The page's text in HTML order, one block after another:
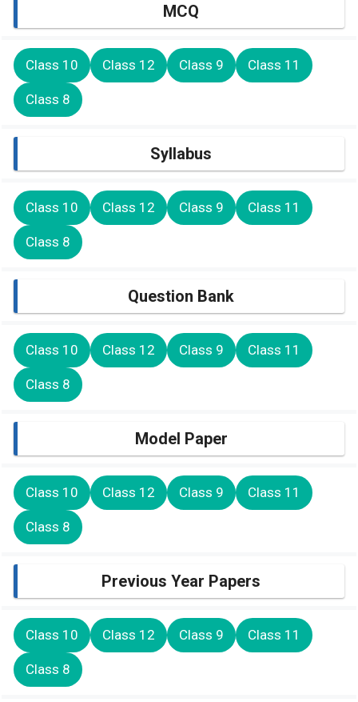
MCQ
Class 10 Class 12 Class 9 Class 11
Class 8
Syllabus
Class 10 Class 12 Class 9 Class 11
Class 8
Question Bank
Class 10 Class 12 Class 9 Class 11
Class 8
Model Paper
Class 10 Class 12 Class 9 Class 11
Class 8
Previous Year Papers
Class 10 Class 12 Class 9 Class 11
Class 8